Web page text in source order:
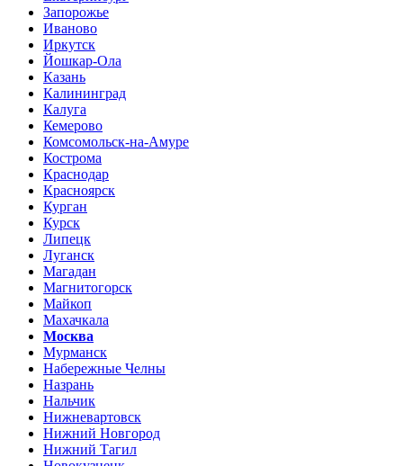
Запорожье
Иваново
Иркутск
Йошкар-Ола
Казань
Калининград
Калуга
Кемерово
Комсомольск-на-Амуре
Кострома
Краснодар
Красноярск
Курган
Курск
Липецк
Луганск
Магадан
Магнитогорск
Майкоп
Махачкала
Москва
Мурманск
Набережные Челны
Назрань
Нальчик
Нижневартовск
Нижний Новгород
Нижний Тагил